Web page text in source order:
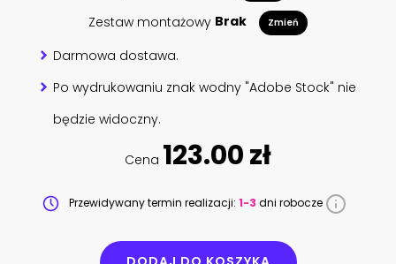
Zestaw montażowy Brak Zmień
Darmowa dostawa.
Po wydrukowaniu znak wodny "Adobe Stock" nie
będzie widoczny.
Cena 123.00 zł
Przewidywany termin realizacji: 1-3 dni robocze